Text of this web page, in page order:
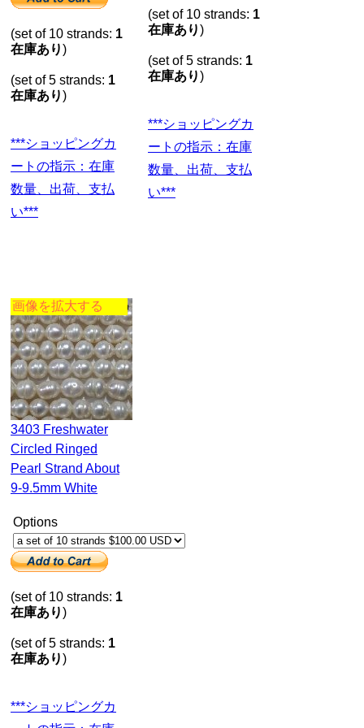
(set of 10 strands: 1
在庫あり)
(set of 5 strands: 1
在庫あり)
***ショッピングカ
ートの指示：在庫
数量、出荷、支払
い***
(set of 10 strands: 1
在庫あり)
(set of 5 strands: 1
在庫あり)
***ショッピングカ
ートの指示：在庫
数量、出荷、支払
い***
画像を拡大する
3403 Freshwater
Circled Ringed
Pearl Strand About
9-9.5mm White
Options
(set of 10 strands: 1
在庫あり)
(set of 5 strands: 1
在庫あり)
***ショッピングカ